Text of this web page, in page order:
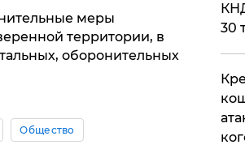
меры
территории, в
оборонительных
Общество
30